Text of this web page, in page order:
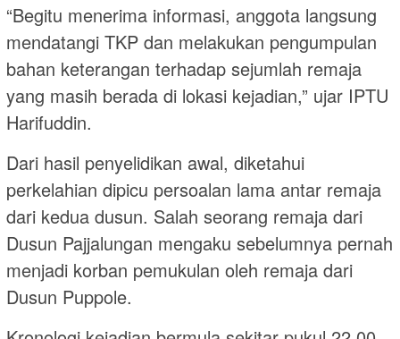
“Begitu menerima informasi, anggota langsung
mendatangi TKP dan melakukan pengumpulan
bahan keterangan terhadap sejumlah remaja
yang masih berada di lokasi kejadian,” ujar IPTU
Harifuddin.
Dari hasil penyelidikan awal, diketahui
perkelahian dipicu persoalan lama antar remaja
dari kedua dusun. Salah seorang remaja dari
Dusun Pajjalungan mengaku sebelumnya pernah
menjadi korban pemukulan oleh remaja dari
Dusun Puppole.